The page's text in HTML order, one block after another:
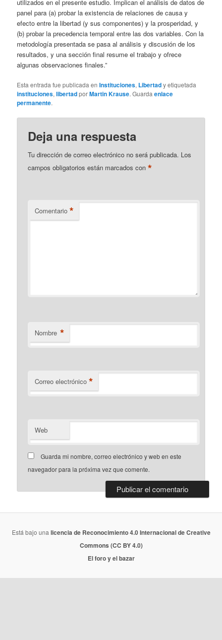
utilizados en el presente estudio. Implican el análisis de datos de
panel para (a) probar la existencia de relaciones de causa y
efecto entre la libertad (y sus componentes) y la prosperidad, y
(b) probar la precedencia temporal entre las dos variables. Con la
metodología presentada se pasa al análisis y discusión de los
resultados, y una sección final resume el trabajo y ofrece
algunas observaciones finales.”
Esta entrada fue publicada enInstituciones, Libertady etiquetada
instituciones,libertadporMartin Krause. Guardaenlace
permanente.
Deja una respuesta
Tu dirección de correo electrónico no será publicada. Los
campos obligatorios están marcados con*
Comentario *
Nombre *
Correo electrónico *
Web
Guarda mi nombre, correo electrónico y web en este
navegador para la próxima vez que comente.
Está bajo una licencia de Reconocimiento 4.0 Internacional de Creative
Commons (CC BY 4.0)
El foro y el bazar